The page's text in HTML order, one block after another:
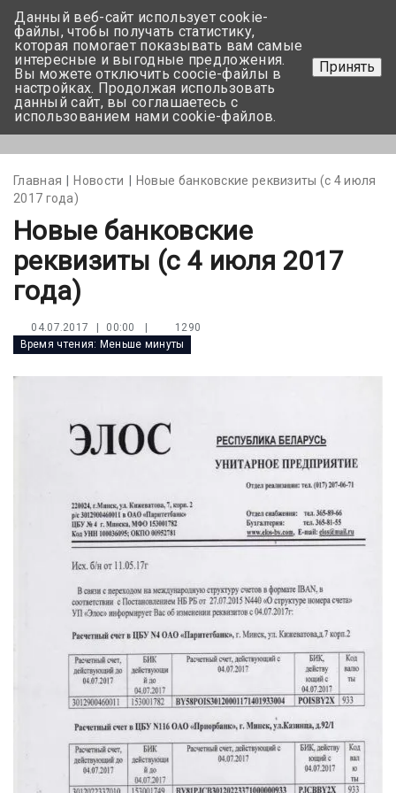
+375 17-350-99-56
+375 44-752-82-08
Задать вопрос
Главная Новости
Новые банковские реквизиты (с 4 июля
2017 года)
Новые банковские
реквизиты (с 4 июля 2017
года)
04.07.2017 | 00:00
1290
Время чтения: Меньше минуты
Данный веб-сайт использует cookie-
файлы, чтобы получать статистику,
которая помогает показывать вам самые
интересные и выгодные предложения.
Вы можете отключить coocie-файлы в
настройках. Продолжая использовать
данный сайт, вы соглашаетесь с
использованием нами cookie-файлов.
Принять